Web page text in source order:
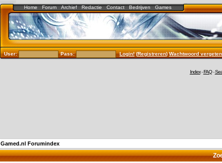
Home Forum Archief Redactie Contact Bedrijven Games
User: Pass: Login!(Registreren)Wachtwoord
Index-FAQ-
Gamed.nl Forumindex